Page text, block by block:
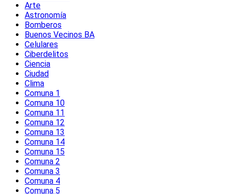
Arte
Astronomía
Bomberos
Buenos Vecinos BA
Celulares
Ciberdelitos
Ciencia
Ciudad
Clima
Comuna 1
Comuna 10
Comuna 11
Comuna 12
Comuna 13
Comuna 14
Comuna 15
Comuna 2
Comuna 3
Comuna 4
Comuna 5